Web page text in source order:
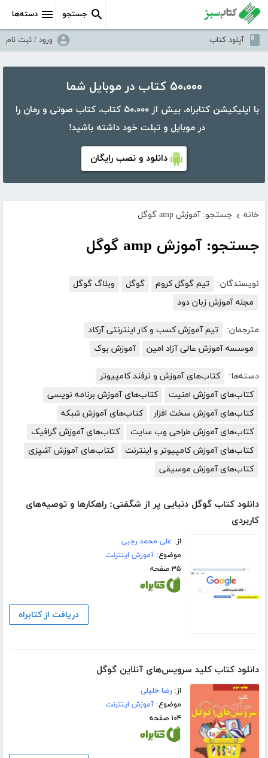
دسته‌ها جستجو
آپلود کتاب ورود / ثبت نام
۵۰،۰۰۰ کتاب در موبایل شما
با اپلیکیشن کتابراه، بیش از ۵۰،۰۰۰ کتاب، کتاب صوتی و رمان را
در موبایل و تبلت خود داشته باشید!
دانلود و نصب رایگان
خانه › جستجو: آموزش amp گوگل
جستجو: آموزش amp گوگل
نویسندگان: تیم گوگل کروم گوگل
وبلاگ گوگل
مجله آموزش زبان دود
مترجمان:
تیم آموزش کسب و کار اینترنتی آرکاد
موسسه آموزش عالی آزاد امین
آموزش بوک
دسته‌ها:
کتاب‌های آموزش و ترفند کامپیوتر
کتاب‌های آموزش امنیت
کتاب‌های آموزش برنامه نویسی
کتاب‌های آموزش سخت افزار
کتاب‌های آموزش شبکه
کتاب‌های آموزش طراحی وب سایت
کتاب‌های آموزش گرافیک
کتاب‌های آموزش کامپیوتر و اینترنت
کتاب‌های آموزش آشپزی
کتاب‌های آموزش موسیقی
دانلود کتاب گوگل دنیایی پر از شگفتی: راهکارها و توصیه‌های
کاربردی
از: علی محمد رجبی
موضوع:آموزش اینترنت
۳۵ صفحه
دریافت از کتابراه
دانلود کتاب کلید سرویس‌های آنلاین گوگل
از:رضا خلیلی
موضوع:آموزش اینترنت
۱۰۴ صفحه